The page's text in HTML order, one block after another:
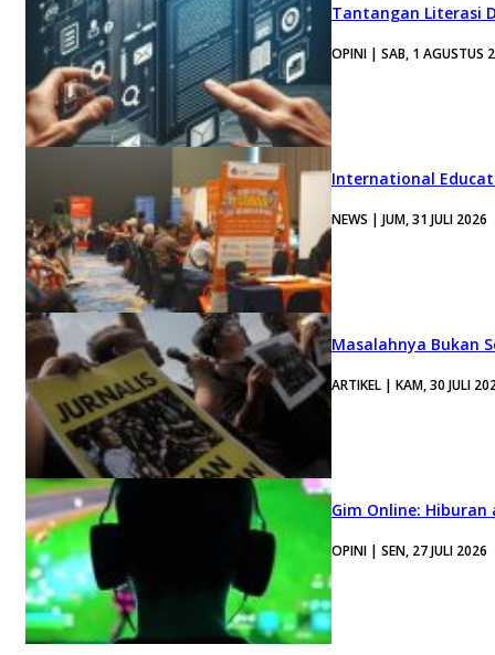
Tantangan Literasi
OPINI | SAB, 1 AGUSTUS
International
NEWS | JUM, 31 JULI 2026
Masalahnya Bukan
ARTIKEL | KAM, 30 JULI
Gim Online:
OPINI | SEN, 27 JULI 2026